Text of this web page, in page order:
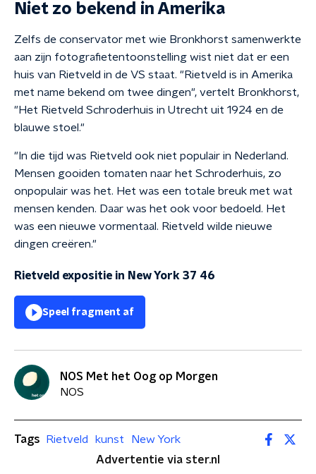
Niet zo bekend in Amerika
Zelfs de conservator met wie Bronkhorst samenwerkte
aan zijn fotografietentoonstelling wist niet dat er een
huis van Rietveld in de VS staat. "Rietveld is in Amerika
met name bekend om twee dingen", vertelt Bronkhorst,
"Het Rietveld Schroderhuis in Utrecht uit 1924 en de
blauwe stoel."
"In die tijd was Rietveld ook niet populair in Nederland.
Mensen gooiden tomaten naar het Schroderhuis, zo
onpopulair was het. Het was een totale breuk met wat
mensen kenden. Daar was het ook voor bedoeld. Het
was een nieuwe vormentaal. Rietveld wilde nieuwe
dingen creëren."
Rietveld expositie in New York 37 46
Speel fragment af
NOS Met het Oog op Morgen
NOS
Tags Rietveld kunst
New York
Advertentie via ster.nl